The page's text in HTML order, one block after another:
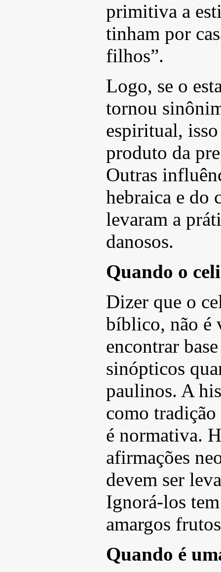
primitiva a
tinham por
filhos”.
Logo, se o
tornou
espiritual,
produto da
Outras
hebraica e do
levaram a
danosos.
Quando o
Dizer que o
bíblico, não é
encontrar
sinópticos
paulinos. A
como
é normativa.
afirmações
devem ser
Ignorá-los
amargos
Quando é